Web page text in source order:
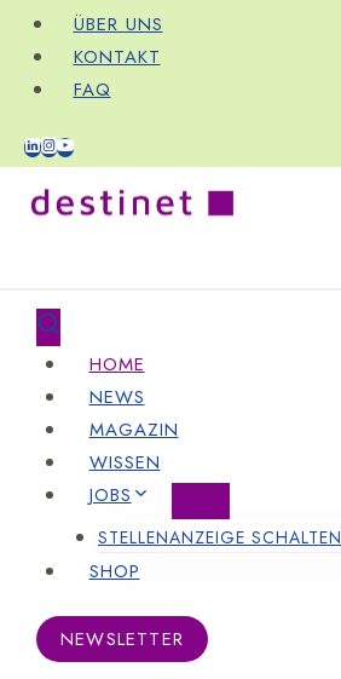
Zum
Inhalt
springen
ÜBER UNS
KONTAKT
FAQ
HOME
NEWS
MAGAZIN
WISSEN
JOBS
STELLENANZEIGE SCHALTEN
SHOP
NEWSLETTER